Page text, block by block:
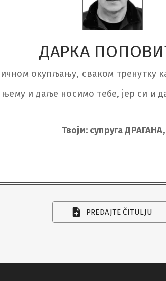
ДАРКА
окупљању, сваком тренутку
њему и даље носимо тебе, јер си
Твоји: супруга
PREDAJTE ČITULJU